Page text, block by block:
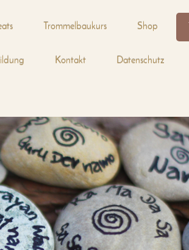
Trommelbaukurs Shop
Kontakt Datenschutz